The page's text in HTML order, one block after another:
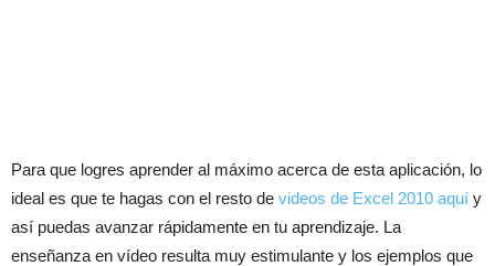
Para que logres aprender al máximo acerca de esta aplicación, lo
ideal es que te hagas con el resto de videos de Excel 2010 aquí y
así puedas avanzar rápidamente en tu aprendizaje. La
enseñanza en vídeo resulta muy estimulante y los ejemplos que